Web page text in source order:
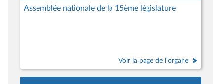
Assemblée nationale de la 15ème législature
Voir la page de l'organe